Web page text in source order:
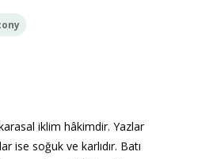
iklim hâkimdir. Yazlar
ise soğuk ve karlıdır. Batı